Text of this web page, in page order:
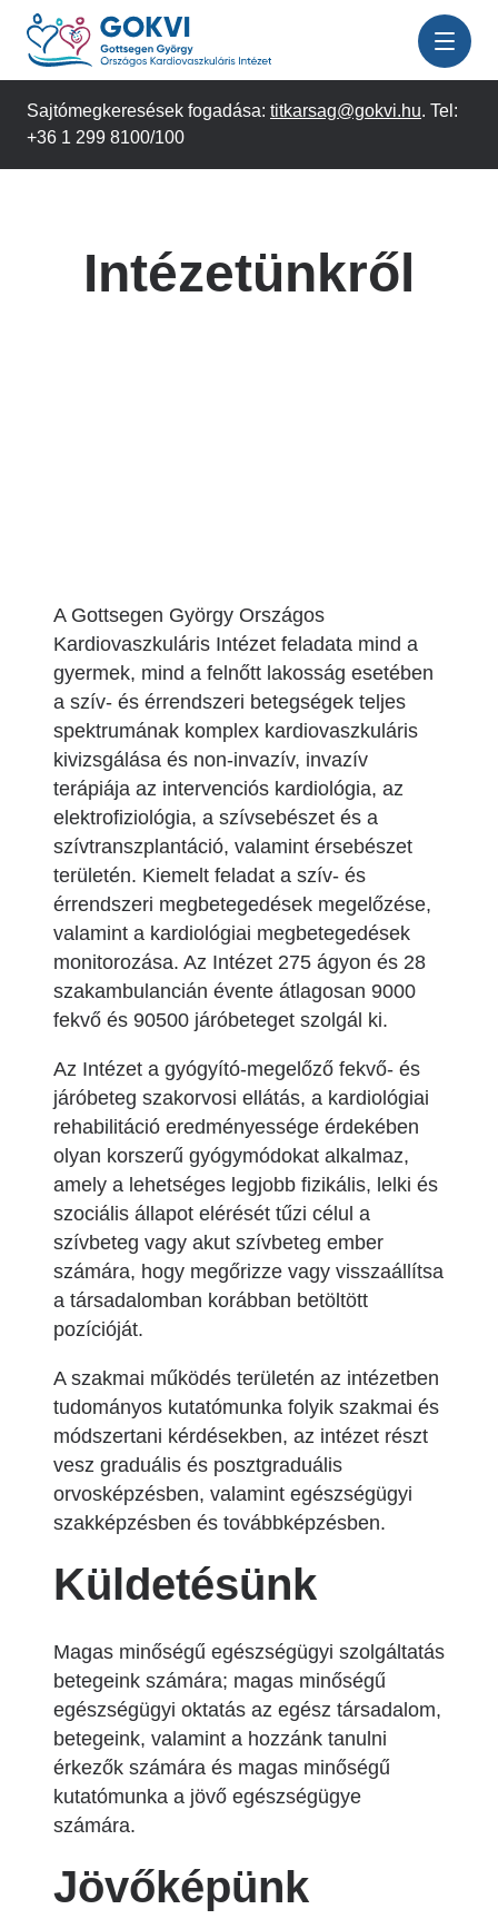
Ugrás
tartalomra
Sajtómegkeresések fogadása: titkarsag@gokvi.hu. Tel:
+36 1 299 8100/100
Intézetünkről
A Gottsegen György Országos
Kardiovaszkuláris Intézet feladata mind a
gyermek, mind a felnőtt lakosság esetében
a szív- és érrendszeri betegségek teljes
spektrumának komplex kardiovaszkuláris
kivizsgálása és non-invazív, invazív
terápiája az intervenciós kardiológia, az
elektrofiziológia, a szívsebészet és a
szívtranszplantáció, valamint érsebészet
területén. Kiemelt feladat a szív- és
érrendszeri megbetegedések megelőzése,
valamint a kardiológiai megbetegedések
monitorozása. Az Intézet 275 ágyon és 28
szakambulancián évente átlagosan 9000
fekvő és 90500 járóbeteget szolgál ki.
Az Intézet a gyógyító-megelőző fekvő- és
járóbeteg szakorvosi ellátás, a kardiológiai
rehabilitáció eredményessége érdekében
olyan korszerű gyógymódokat alkalmaz,
amely a lehetséges legjobb fizikális, lelki és
szociális állapot elérését tűzi célul a
szívbeteg vagy akut szívbeteg ember
számára, hogy megőrizze vagy visszaállítsa
a társadalomban korábban betöltött
pozícióját.
A szakmai működés területén az intézetben
tudományos kutatómunka folyik szakmai és
módszertani kérdésekben, az intézet részt
vesz graduális és posztgraduális
orvosképzésben, valamint egészségügyi
szakképzésben és továbbképzésben.
Küldetésünk
Magas minőségű egészségügyi szolgáltatás
betegeink számára; magas minőségű
egészségügyi oktatás az egész társadalom,
betegeink, valamint a hozzánk tanulni
érkezők számára és magas minőségű
kutatómunka a jövő egészségügye
számára.
Jövőképünk